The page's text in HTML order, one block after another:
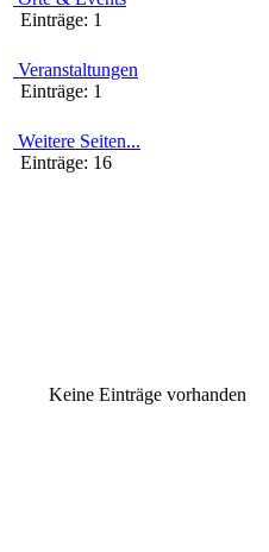
Einträge: 1
Veranstaltungen
Einträge: 1
Weitere Seiten...
Einträge: 16
Keine Einträge vorhanden